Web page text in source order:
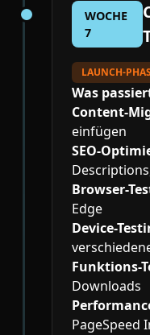
WOCHE
7
LAUNCH-
Was
Content-
einfügen
SEO-
Browser-
Edge
Device-
Funktions-
Downloads
PageSpeed